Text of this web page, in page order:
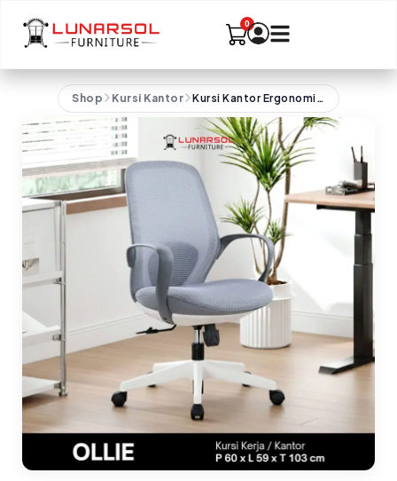
Shop Kursi Kantor Kursi Kantor Ergonomis Mesh OLLIE